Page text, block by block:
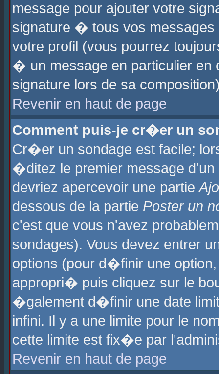
message pour ajouter votre
signature � tous vos
votre profil (vous pourrez
� un message en particulier
signature lors de sa
Revenir en haut de page
Comment puis-je cr�er un
Cr�er un sondage est facile;
�ditez le premier message
devriez apercevoir une partie
dessous de la partie Poster un
c'est que vous n'avez
sondages). Vous devez entrer
options (pour d�finir une
appropri� puis cliquez sur le
�galement d�finir une date
infini. Il y a une limite pour le
cette limite est fix�e par
Revenir en haut de page